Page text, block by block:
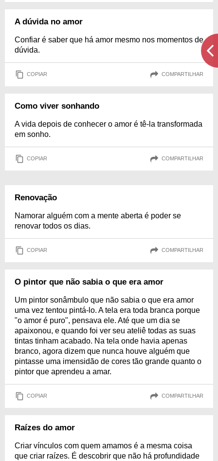
A dúvida no amor
Confiar é saber que há amor mesmo nos momentos de
dúvida.
COPIAR COMPARTILHAR
Como viver sonhando
A vida depois de conhecer o amor é tê-la transformada
em sonho.
COPIAR COMPARTILHAR
Renovação
Namorar alguém com a mente aberta é poder se
renovar todos os dias.
COPIAR COMPARTILHAR
O pintor que não sabia o que era amor
Um pintor sonâmbulo que não sabia o que era amor
uma vez tentou pintá-lo. A tela era toda branca porque
"o amor é puro", pensava ele. Até que um dia se
apaixonou, e quando foi ver seu ateliê todas as suas
tintas tinham acabado. Na tela onde havia apenas
branco, agora dizem que nunca houve alguém que
pintasse uma imensidão de cores tão grande quanto o
pintor que aprendeu a amar.
COPIAR COMPARTILHAR
Raízes do amor
Criar vínculos com quem amamos é a mesma coisa
que criar raízes. É descobrir que não há profundidade